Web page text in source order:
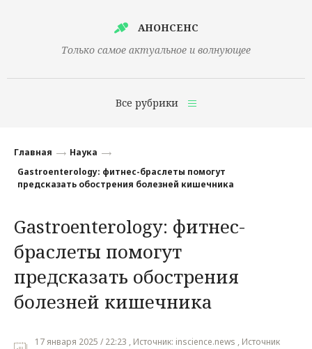
АНОНСЕНС
Только самое актуальное и волнующее
Все рубрики
Финансы
Наука
Культура
Общество
Политика
Главная
Наука
Gastroenterology: фитнес-браслеты помогут
предсказать обострения болезней кишечника
Gastroenterology: фитнес-
браслеты помогут
предсказать обострения
болезней кишечника
17 января 2025 / 22:23 , Источник: inscience.news , Источник